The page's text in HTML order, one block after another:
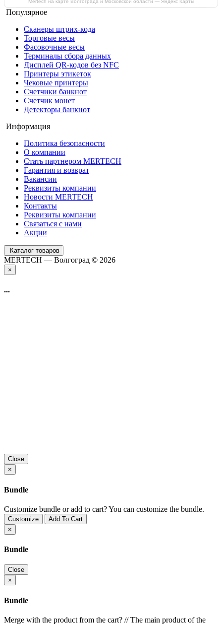
Mertech на карте Волгограда и Московской области — Яндекс Карты
Популярное
Сканеры штрих-кода
Торговые весы
Фасовочные весы
Терминалы сбора данных
Дисплей QR-кодов без NFC
Принтеры этикеток
Чековые принтеры
Счетчики банкнот
Счетчик монет
Детекторы банкнот
Информация
Политика безопасности
О компании
Стать партнером MERTECH
Гарантия и возврат
Вакансии
Реквизиты компании
Новости MERTECH
Контакты
Реквизиты компании
Связаться с нами
Акции
Каталог товаров
MERTECH — Волгоград © 2026
×
...
Close
×
Bundle
Customize bundle or add to cart?You can customize the bundle.
Customize
Add To Cart
×
Bundle
Close
×
Bundle
Merge with the product from the cart? //The main product of the